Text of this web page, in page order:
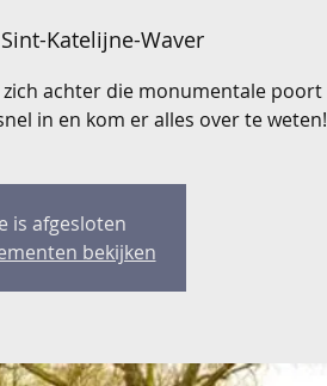
Sint-Katelijne-Waver
achter die monumentale poort
in en kom er alles over te weten!
is afgesloten
bekijken